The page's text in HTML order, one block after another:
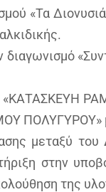
«Τα
ΠΟΛΥΓΥΡΟΥ»
μεταξύ
στην
της